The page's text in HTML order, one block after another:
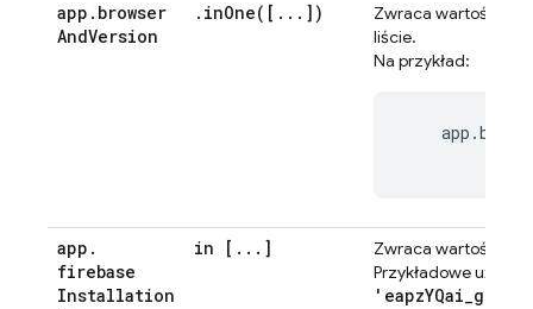
app . browser
AndVersion
. inOne( [ . . . ]) Zwraca wartość
liście.
Na przykład:
app .
firebase
Installation
in [ . . . ] Zwraca wartość
Przykładowe użycie: